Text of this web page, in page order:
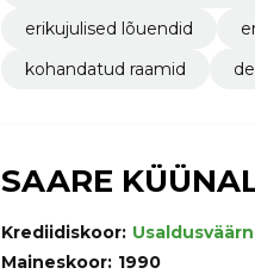
erikujulised lõuendid
kohandatud raamid
SAARE
Krediidiskoor:
Maineskoor: 1990